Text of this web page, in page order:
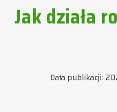
Jak działa
Data publikacji: